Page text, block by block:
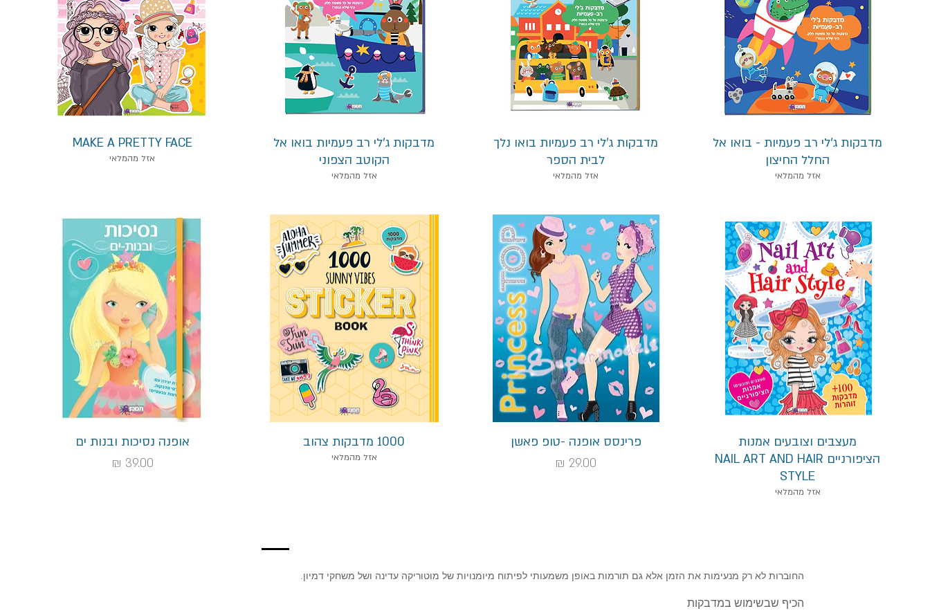
תצוגה מהירה
מדבקות ג'לי רב פעמיות - בואו אל
החלל החיצון
אזל מהמלאי
תצוגה מהירה
מדבקות ג'לי רב פעמיות בואו נלך
לבית הספר
אזל מהמלאי
תצוגה מהירה
מדבקות ג'לי רב פעמיות בואו אל
הקוטב הצפוני
אזל מהמלאי
תצוגה מהירה
MAKE A PRETTY FACE
אזל מהמלאי
תצוגה מהירה
מעצבים וצובעים אמנות
הציפורניים NAIL ART AND HAIR
STYLE
אזל מהמלאי
תצוגה מהירה
פרינסס אופנה -טופ פאשן
מחיר
תצוגה מהירה1000 מדבקות צהוב
אזל מהמלאי
תצוגה מהירה
אופנה נסיכות ובנות ים
מחיר
החוברות לא רק מנעימות את הזמן אלא גם תורמות באופן משמעותי לפיתוח מיומנויות של מוטוריקה עדינה ושל משחקי דמיון.
הכיף שבשימוש במדבקות